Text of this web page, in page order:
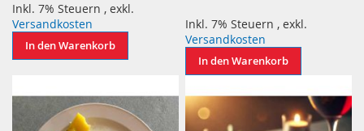
Inkl. 7% Steuern , exkl.
Versandkosten
In den Warenkorb
Inkl. 7% Steuern ,exkl.
Versandkosten
In den Warenkorb